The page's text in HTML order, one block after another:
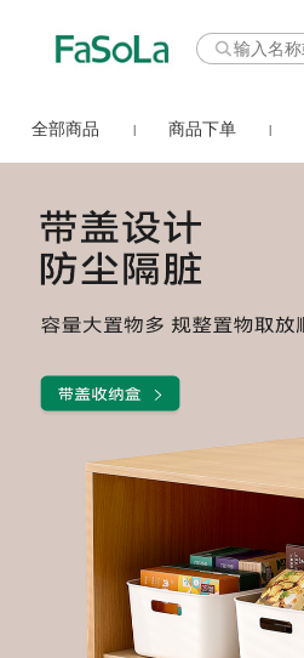
全部商品 商品下单